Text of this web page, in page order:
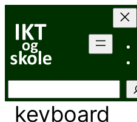
innhold
keyboard